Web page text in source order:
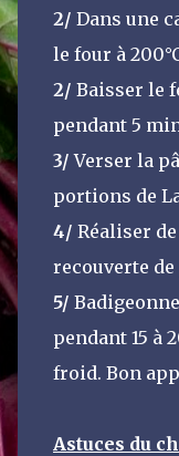
2/ Dans une
le four à
2/ Baisser le
pendant 5
3/ Verser la
portions de
4/ Réaliser
recouverte
5/
pendant 15 à
froid. Bon
Astuces du